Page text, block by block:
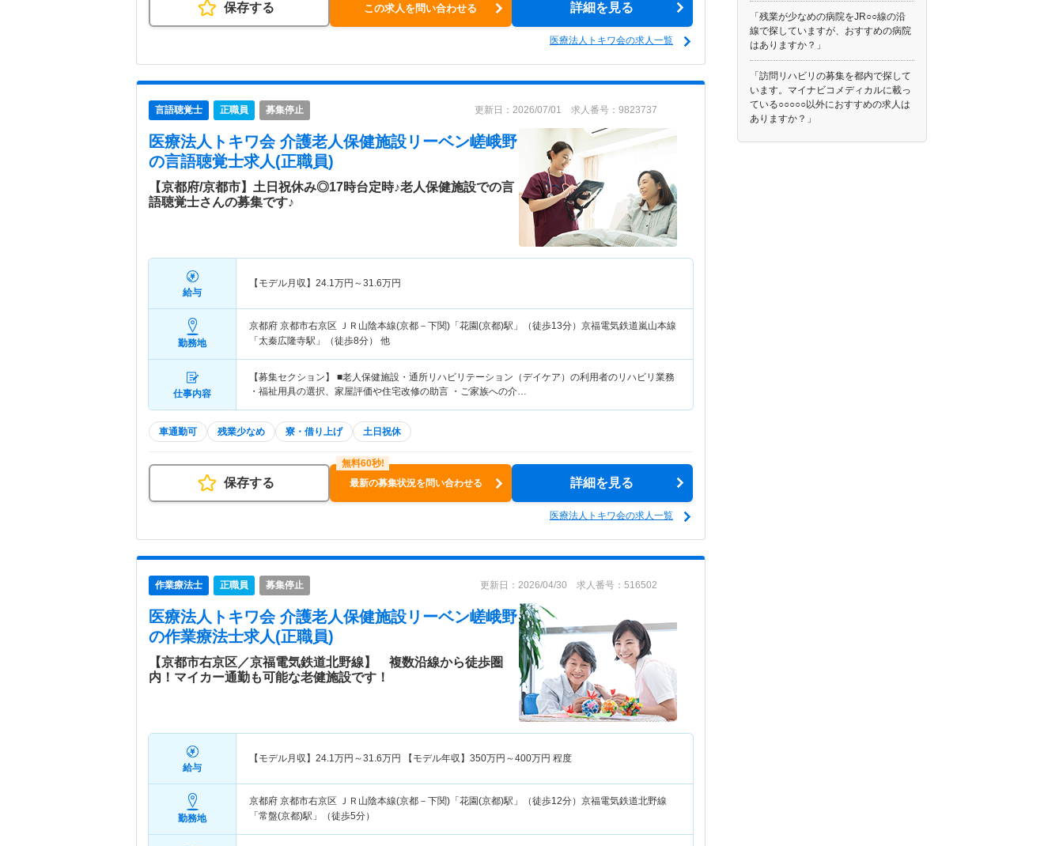
保存する この求人を問い合わせる 詳細を見る
医療法人トキワ会の求人一覧
言語聴覚士 正職員 募集停止 更新日：2026/07/01 求人番号：9823737
医療法人トキワ会 介護老人保健施設リーベン嵯峨野
の言語聴覚士求人(正職員)
【京都府/京都市】土日祝休み◎17時台定時♪老人保健施設での言
語聴覚士さんの募集です♪
給与
【モデル月収】 24.1万円～31.6万円
勤務地
京都府 京都市右京区 ＪＲ山陰本線(京都－下関)「花園(京都)駅」（徒歩13分）京福電気鉄道嵐山本線
「太秦広隆寺駅」（徒歩8分） 他
仕事内容
【募集セクション】 ■老人保健施設・通所リハビリテーション（デイケア）の利用者のリハビリ業務
・福祉用具の選択、家屋評価や住宅改修の助言 ・ご家族への介…
車通勤可 残業少なめ 寮・借り上げ 土日祝休
保存する 最新の募集状況を問い合わせる 詳細を見る
医療法人トキワ会の求人一覧
作業療法士 正職員 募集停止 更新日：2026/04/30 求人番号：516502
医療法人トキワ会 介護老人保健施設リーベン嵯峨野
の作業療法士求人(正職員)
【京都市右京区／京福電気鉄道北野線】 複数沿線から徒歩圏
内！マイカー通勤も可能な老健施設です！
給与
【モデル月収】 24.1万円～31.6万円 【モデル年収】 350万円～400万円 程度
勤務地
京都府 京都市右京区 ＪＲ山陰本線(京都－下関)「花園(京都)駅」（徒歩12分）京福電気鉄道北野線
「常盤(京都)駅」（徒歩5分）
「残業が少なめの病院をJR○○線の沿
線で探していますが、おすすめの病院
はありますか？」
「訪問リハビリの募集を都内で探して
います。マイナビコメディカルに載っ
ている○○○○○以外におすすめの求人は
ありますか？」